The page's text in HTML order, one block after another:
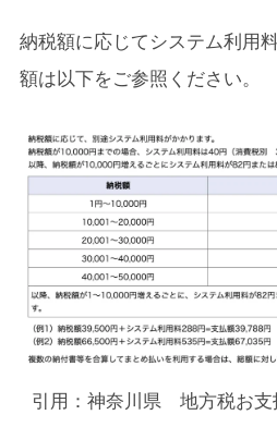
納税額に応じてシステム利用
額は以下をご参照ください。
引用：神奈川県 地方税お